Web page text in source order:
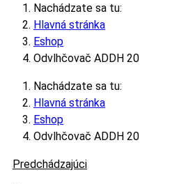
Nachádzate sa tu:
Hlavná stránka
Eshop
Odvlhčovač ADDH 20
Nachádzate sa tu:
Hlavná stránka
Eshop
Odvlhčovač ADDH 20
Predchádzajúci